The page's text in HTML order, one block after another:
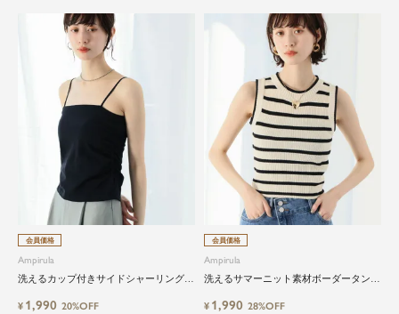
会員価格
Ampirula
洗えるカップ付きサイドシャーリングキ
¥ 1,990 20%OFF
会員価格
Ampirula
洗えるサマーニット素材ボーダータンク
¥ 1,990 28%OFF